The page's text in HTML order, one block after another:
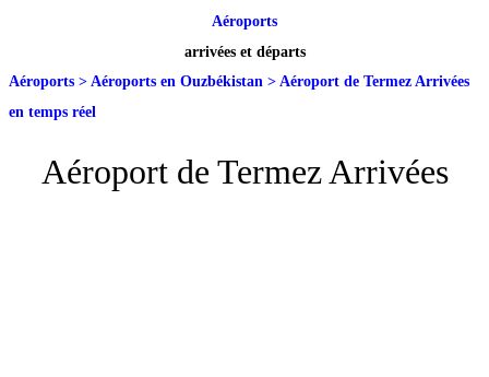
Aéroports
arrivées et départs
Aéroports > Aéroports en Ouzbékistan > Aéroport de Termez Arrivées
en temps réel
Aéroport de Termez Arrivées